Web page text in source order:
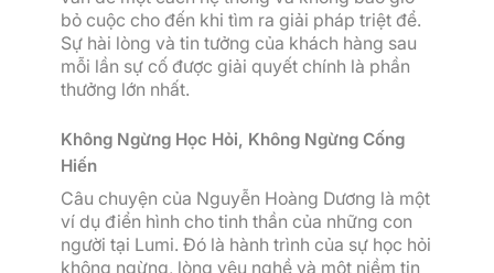
bỏ cuộc cho đến khi tìm ra giải pháp triệt để.
Sự hài lòng và tin tưởng của khách hàng sau
mỗi lần sự cố được giải quyết chính là phần
thưởng lớn nhất.
Không Ngừng Học Hỏi, Không Ngừng Cống
Hiến
Câu chuyện của Nguyễn Hoàng Dương là một
ví dụ điển hình cho tinh thần của những con
người tại Lumi. Đó là hành trình của sự học hỏi
không ngừng, lòng yêu nghề và một niềm tin